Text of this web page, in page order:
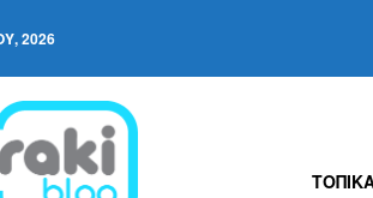
2026